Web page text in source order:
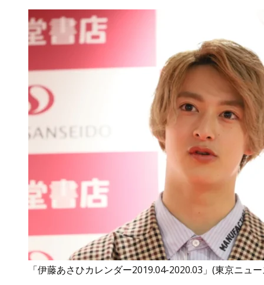
「伊藤あさひカレンダー2019.04-2020.03」(東京ニュ